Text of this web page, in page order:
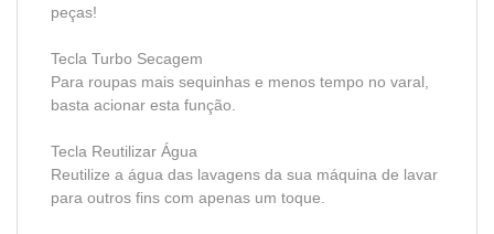
peças!
Tecla Turbo Secagem
Para roupas mais sequinhas e menos tempo no varal,
basta acionar esta função.
Tecla Reutilizar Água
Reutilize a água das lavagens da sua máquina de lavar
para outros fins com apenas um toque.